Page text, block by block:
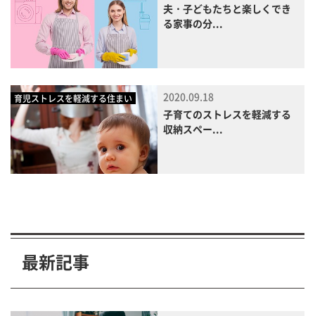
夫・子どもたちと楽しくでき
る家事の分...
育児ストレスを軽減する住まい
2020.09.18
子育てのストレスを軽減する
収納スペー...
最新記事